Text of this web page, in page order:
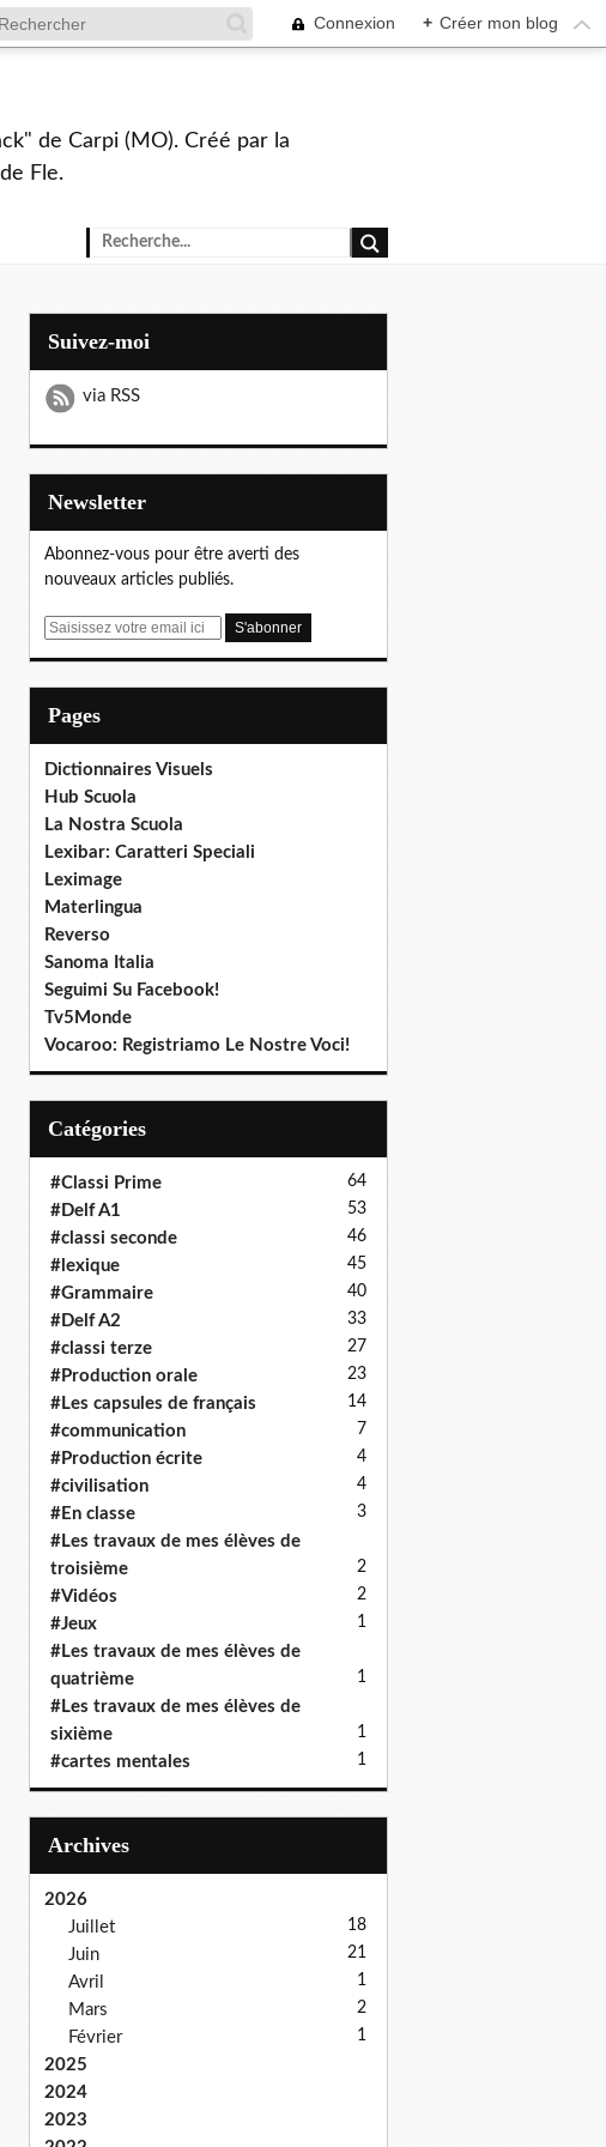
Connexion + Créer mon blog
de Carpi (MO). Créé par la
Fle.
Suivez-moi
via RSS
Newsletter
Abonnez-vous pour être averti des
nouveaux articles publiés.
E
Pages
Dictionnaires Visuels
Hub Scuola
La Nostra Scuola
Lexibar: Caratteri Speciali
Leximage
Materlingua
Reverso
Sanoma Italia
Seguimi Su Facebook!
Tv5Monde
Vocaroo: Registriamo Le Nostre Voci!
Catégories
#Classi Prime 64
#Delf A1 53
#classi seconde 46
#lexique 45
#Grammaire 40
#Delf A2 33
#classi terze 27
#Production orale 23
#Les capsules de français 14
#communication 7
#Production écrite 4
#civilisation 4
#En classe 3
#Les travaux de mes élèves de
troisième
2
#Vidéos 2
#Jeux 1
#Les travaux de mes élèves de
quatrième
1
#Les travaux de mes élèves de
sixième
1
#cartes mentales 1
Archives
2026
Juillet
18
Juin 21
Avril 1
Mars 2
Février 1
2025
2024
2023